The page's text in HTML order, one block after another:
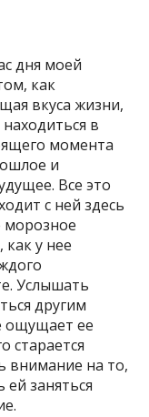
дня моей
как
вкуса жизни,
в
момента
и
Все это
с ней здесь
морозное
как у нее
Услышать
другим
ощущает ее
старается
внимание на то,
заняться